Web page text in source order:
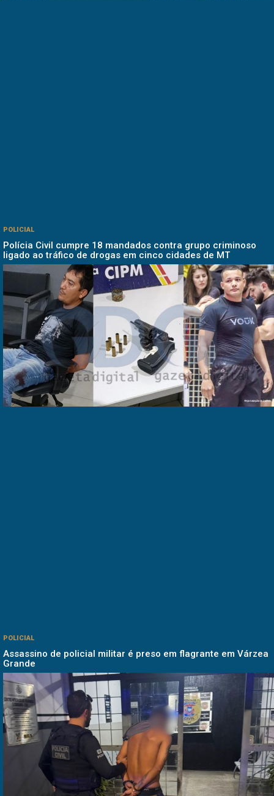
POLICIAL
Polícia Civil cumpre 18 mandados contra grupo criminoso
ligado ao tráfico de drogas em cinco cidades de MT
POLICIAL
Assassino de policial militar é preso em flagrante em Várzea
Grande